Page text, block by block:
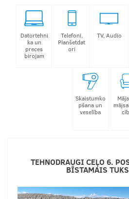
Datortehni
ka un
preces
birojam
Telefoni,
Planšetdat
ori
TV, Audio
Skaistumko
pšana un
veselība
TEHNODRAUGI CEĻO 6.
BĪSTAMAIS